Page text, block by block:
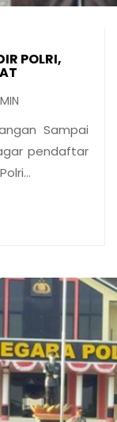
POLRI,
Sampai
pendaftar